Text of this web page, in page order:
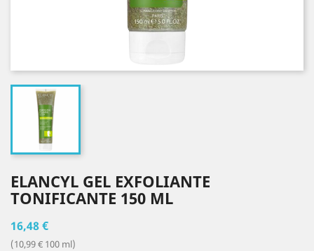
ELANCYL GEL EXFOLIANTE
TONIFICANTE 150 ML
16,48 €
(10,99 € 100 ml)